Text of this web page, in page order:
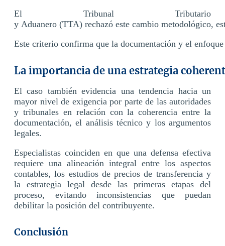
El Tribunal Tributario
y Aduanero (TTA) rechazó este cambio metodológico,
Este criterio confirma que la documentación y el
La importancia de una estrategia
El caso también evidencia una tendencia hacia un
mayor nivel de exigencia por parte de las autoridades
y tribunales en relación con la coherencia entre la
documentación, el análisis técnico y los argumentos
legales.
Especialistas coinciden en que una defensa efectiva
requiere una alineación integral entre los aspectos
contables, los estudios de precios de transferencia y
la estrategia legal desde las primeras etapas del
proceso, evitando inconsistencias que puedan
debilitar la posición del contribuyente.
Conclusión